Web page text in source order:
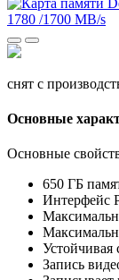
снят с
Основные
Основные
650 ГБ
Интерфейс
Устойчивая
Запись